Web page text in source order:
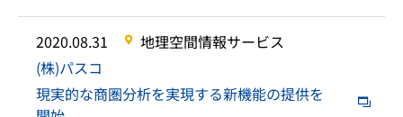
2020.08.31
地理空間情報サービス
(株)パスコ
現実的な商圏分析を実現する新機能の提供を